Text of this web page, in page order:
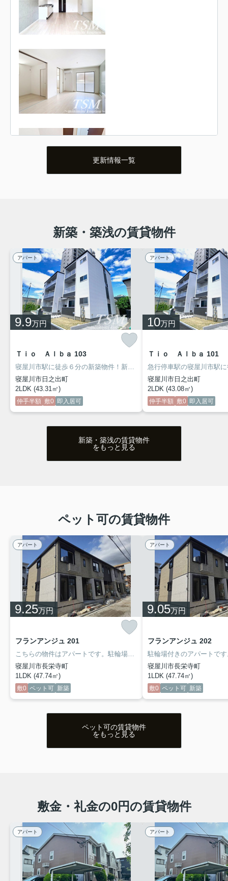
ン、浴室乾燥機、エアコンなど室内設備充実の物件！内
覧可能ですので、ぜひご覧ください（＾▽＾）
2026.08.03
【レジデンス シェーネル】 ➡ 物件詳細へ
ヘーベルブランドの物件！門真市駅に徒歩4分の立地！オー
イプのお部屋♪室内設備も充実◎おすすめ物件です☆
2026.07.31
【山の手ガーデンハイツ】 ➡ 物件詳細へ
人気物件に空き予定出ました！閑静な住宅街にある物
件！広々としたリビングは陽当たり良好♪ カウンターキ
ッチンや一坪バス付きの2LDKのお部屋は新婚さんやフ
ァミリーさんにおすすめ☆
2026.07.28
更新情報一覧
新築・築浅の賃貸物件
アパート
9.9万円
Ｔｉｏ Ａｌｂａ 103
寝屋川市日之出町
2LDK (43.31㎡)
仲手半額 敷0 即入居可
アパート
10万円
Ｔｉｏ Ａｌｂａ 101
寝屋川市日之出町
2LDK (43.08㎡)
仲手半額 敷0 即入居可
新築・築浅の賃貸物件
をもっと見る
ペット可の賃貸物件
アパート
9.25万円
フランアンジュ 201
寝屋川市長栄寺町
1LDK (47.74㎡)
敷0 ペット可 新築
アパート
9.05万円
フランアンジュ 202
寝屋川市長栄寺町
1LDK (47.74㎡)
敷0 ペット可 新築
ペット可の賃貸物件
をもっと見る
敷金・礼金の0円の賃貸物件
アパート アパート